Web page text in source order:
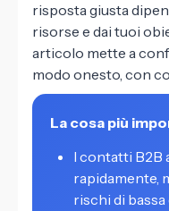
risposta giusta
risorse e dai tuoi
articolo mette a
modo onesto, con
La cosa più
I contatti B2B
rapidamente,
rischi di